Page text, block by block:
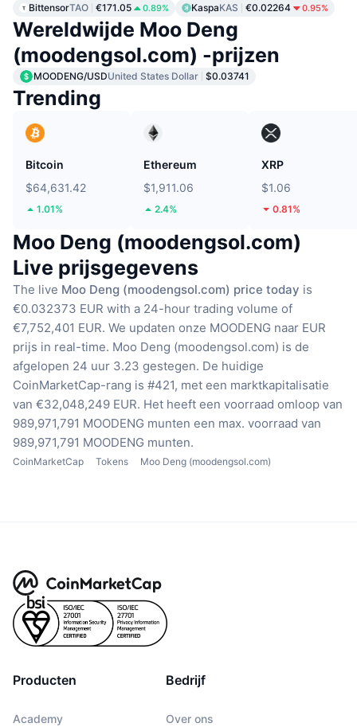
BittensorTAO €171.05 0.89% KaspaKAS €0.02264 0.95%
Wereldwijde Moo Deng
(moodengsol.com) -prijzen
MOODENG/USDUnited States Dollar $0.03741
Trending
Bitcoin
$64,631.42
1.01%
Ethereum
$1,911.06
2.4%
XRP
$1.06
0.81%
Moo Deng (moodengsol.com)
Live prijsgegevens
The live Moo Deng (moodengsol.com) price today is
€0.032373 EUR with a 24-hour trading volume of
€7,752,401 EUR. We updaten onze MOODENG naar EUR
prijs in real-time. Moo Deng (moodengsol.com) is de
afgelopen 24 uur 3.23 gestegen. De huidige
CoinMarketCap-rang is #421, met een marktkapitalisatie
van €32,048,249 EUR. Het heeft een voorraad omloop van
989,971,791 MOODENG munten een max. voorraad van
989,971,791 MOODENG munten.
CoinMarketCap Tokens Moo Deng (moodengsol.com)
Producten
Academy
Bedrijf
Over ons